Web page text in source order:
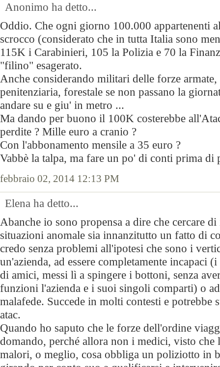
Anonimo ha detto...
Oddio. Che ogni giorno 100.000 appartenenti
scrocco (considerato che in tutta Italia sono
115K i Carabinieri, 105 la Polizia e 70 la
"filino" esagerato.
Anche considerando militari delle forze
penitenziaria, forestale se non passano la
andare su e giu' in metro ...
Ma dando per buono il 100K costerebbe
perdite ? Mille euro a cranio ?
Con l'abbonamento mensile a 35 euro ?
Vabbè la talpa, ma fare un po' di conti prima di
febbraio 02, 2014 12:13 PM
Elena ha detto...
Abanche io sono propensa a dire che cercare
situazioni anomale sia innanzitutto un fatto di
credo senza problemi all'ipotesi che sono i
un'azienda, ad essere completamente incapaci
di amici, messi lì a spingere i bottoni, senza
funzioni l'azienda e i suoi singoli comparti) o
malafede. Succede in molti contesti e potrebbe
atac.
Quando ho saputo che le forze dell'ordine
domando, perché allora non i medici, visto che
malori, o meglio, cosa obbliga un poliziotto in